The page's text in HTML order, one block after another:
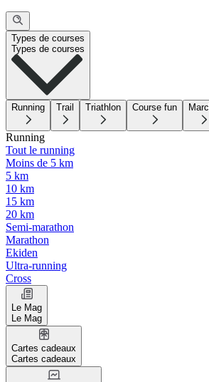
Types de courses
Types de courses
Running Trail Triathlon Course fun
Running
Tout le running
Moins de 5 km
5 km
10 km
15 km
20 km
Semi-marathon
Marathon
Ekiden
Ultra-running
Cross
Le Mag
Le Mag
Cartes cadeaux
Cartes cadeaux